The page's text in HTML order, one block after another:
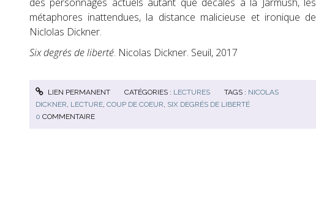
métaphores inattendues, la distance malicieuse et ironique de
Niclolas Dickner.
Six degrés de liberté. Nicolas Dickner. Seuil, 2017
LIEN PERMANENT CATÉGORIES : LECTURES TAGS : NICOLAS
DICKNER LECTURE, COUP DE COEUR SIX DEGRÉS DE LIBERTÉ
0 COMMENTAIRE